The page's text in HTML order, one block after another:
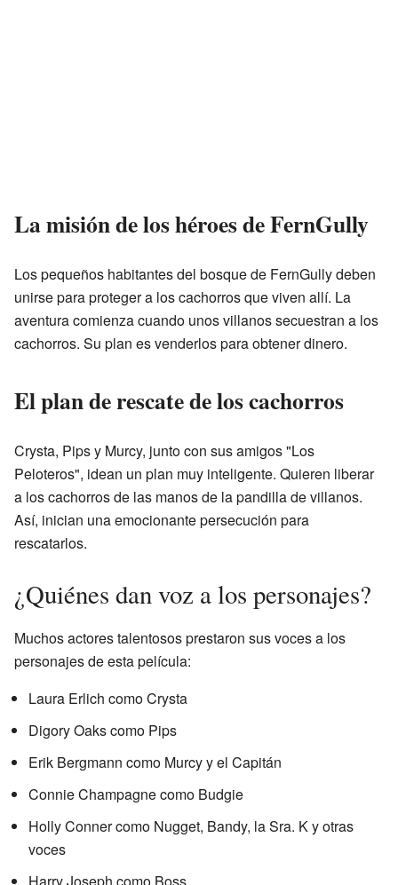
La misión de los héroes de FernGully
Los pequeños habitantes del bosque de FernGully deben
unirse para proteger a los cachorros que viven allí. La
aventura comienza cuando unos villanos secuestran a los
cachorros. Su plan es venderlos para obtener dinero.
El plan de rescate de los cachorros
Crysta, Pips y Murcy, junto con sus amigos "Los
Peloteros", idean un plan muy inteligente. Quieren liberar
a los cachorros de las manos de la pandilla de villanos.
Así, inician una emocionante persecución para
rescatarlos.
¿Quiénes dan voz a los personajes?
Muchos actores talentosos prestaron sus voces a los
personajes de esta película:
Laura Erlich como Crysta
Digory Oaks como Pips
Erik Bergmann como Murcy y el Capitán
Connie Champagne como Budgie
Holly Conner como Nugget, Bandy, la Sra. K y otras
voces
Harry Joseph como Boss